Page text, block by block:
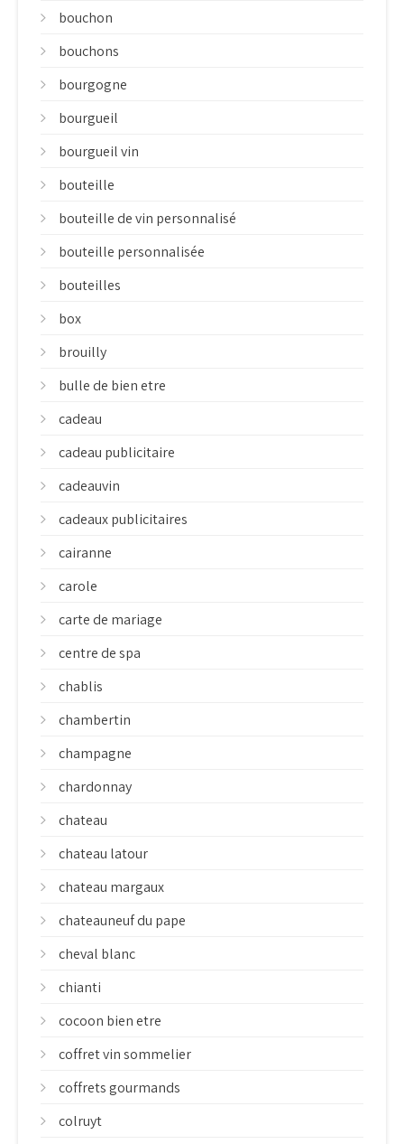
bouchon
bouchons
bourgogne
bourgueil
bourgueil vin
bouteille
bouteille de vin personnalisé
bouteille personnalisée
bouteilles
box
brouilly
bulle de bien etre
cadeau
cadeau publicitaire
cadeauvin
cadeaux publicitaires
cairanne
carole
carte de mariage
centre de spa
chablis
chambertin
champagne
chardonnay
chateau
chateau latour
chateau margaux
chateauneuf du pape
cheval blanc
chianti
cocoon bien etre
coffret vin sommelier
coffrets gourmands
colruyt